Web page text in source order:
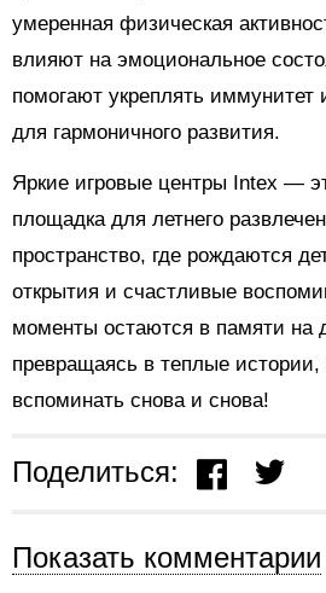
умеренная физическая
влияют на эмоциональное
помогают укреплять иммунитет
для гармоничного развития.
Яркие игровые центры Intex —
площадка для летнего
пространство, где рождаются
открытия и счастливые
моменты остаются в памяти на
превращаясь в теплые истории,
вспоминать снова и снова!
Поделиться:
Показать комментарии